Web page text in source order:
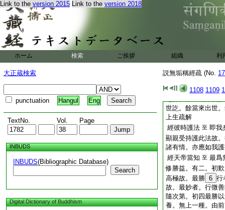
Link to the version 2015 Link to the version 2018
ホーム 検索 ご挨拶 組織 利
大正蔵検索
punctuation Hangul Eng
TextNo. Vol. Page
INBUDS
INBUDS(Bibliographic Database)
Search
Digital Dictionary of Buddhism
説無垢稱經疏 (No.
1108 1109
心善調順。得阿羅
心調順故。三引無種
隨得三乘。後一無
經佛告天帝 至 寶
蓋。此初也
經其王千子
餘在
今。此即千子。此
生疏解第一迦洛迦
世訖。餘當來出世
上生疏解
經彼時護法 至 即
顯親受持護此法故
諸有情。亦應如我
經天帝當知 至 最爲
修勝益。有二。初
高極故。最勝 6 行
故。最妙者。行微
隨次第。初四最勝
養。無上一種。由